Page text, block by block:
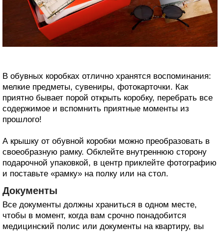
В обувных коробках отлично хранятся воспоминания:
мелкие предметы, сувениры, фотокарточки. Как
приятно бывает порой открыть коробку, перебрать все
содержимое и вспомнить приятные моменты из
прошлого!
А крышку от обувной коробки можно преобразовать в
своеобразную рамку. Обклейте внутреннюю сторону
подарочной упаковкой, в центр приклейте фотографию
и поставьте «рамку» на полку или на стол.
Документы
Все документы должны храниться в одном месте,
чтобы в момент, когда вам срочно понадобится
медицинский полис или документы на квартиру, вы